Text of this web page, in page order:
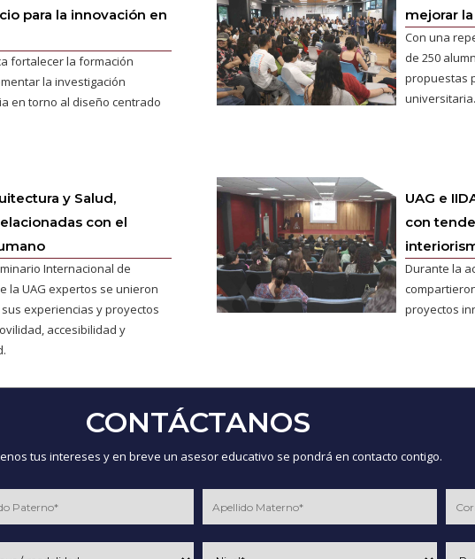
para la innovación en
fortalecer la formación
la investigación
en torno al diseño centrado
mejorar
Con una
de 250
propuestas
universitaria.
y Salud,
con el
Internacional de
la UAG expertos se unieron
experiencias y proyectos
accesibilidad y
UAG e
con
Durante la
proyectos
CONTÁCTANOS
tus intereses y en breve un asesor educativo se pondrá en contacto contigo.